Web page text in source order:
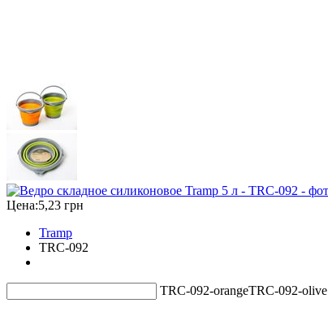
Цена:5,23 грн
Tramp
TRC-092
TRC-092-orangeTRC-092-olive